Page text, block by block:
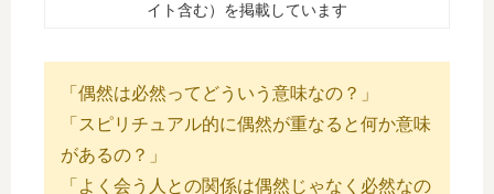
イト含む）を掲載しています
「偶然は必然ってどういう意味なの？」
「スピリチュアル的に偶然が重なると何か意味
があるの？」
「よく会う人との関係は偶然じゃなく必然なの